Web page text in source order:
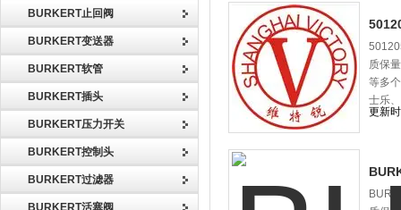
BURKERT止回阀
BURKERT变送器
BURKERT软管
BURKERT插头
BURKERT压力开关
BURKERT控制头
BURKERT过滤器
BURKERT活塞阀
质保
等多
士乐
更新